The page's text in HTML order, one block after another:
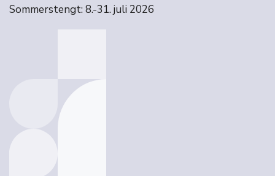
Sommerstengt: 8.-31. juli 2026